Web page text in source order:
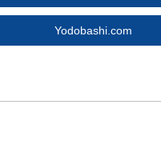
Yodobashi.com